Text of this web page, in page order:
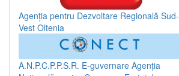
Agenția pentru Dezvoltare Regională Sud-
Vest Oltenia
A.N.P.C.P.P.S.R. E-guvernare Agenția